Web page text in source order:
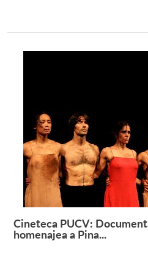
Cineteca PUCV:
homenajea a Pina...